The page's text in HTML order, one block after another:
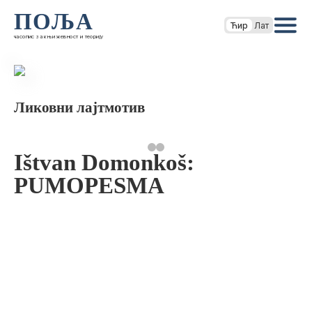
ПОЉА
часопис за књижевност и теорију
Ћир Лат
Ликовни лајтмотив
Ištvan Domonkoš:
PUMOPESMA